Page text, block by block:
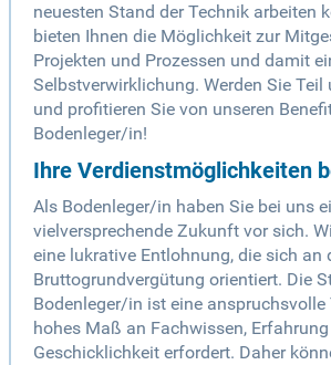
neuesten Stand der Technik arbeiten
bieten Ihnen die Möglichkeit zur
Projekten und Prozessen und damit
Selbstverwirklichung. Werden Sie Teil
und profitieren Sie von unseren
Bodenleger/in!
Ihre Verdienstmöglichkeiten
Als Bodenleger/in haben Sie bei uns
vielversprechende Zukunft vor sich.
eine lukrative Entlohnung, die sich an
Bruttogrundvergütung orientiert. Die
Bodenleger/in ist eine anspruchsvolle
hohes Maß an Fachwissen,
Geschicklichkeit erfordert. Daher